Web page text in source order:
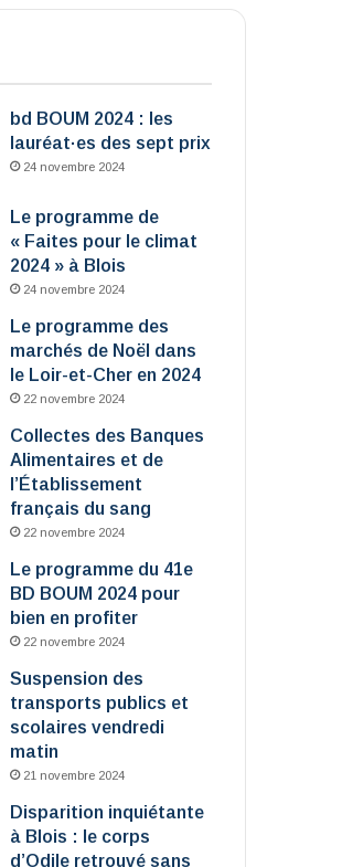
bd BOUM 2024 : les
lauréat·es des sept prix
24 novembre 2024
Le programme de
« Faites pour le climat
2024 » à Blois
24 novembre 2024
Le programme des
marchés de Noël dans
le Loir-et-Cher en 2024
22 novembre 2024
Collectes des Banques
Alimentaires et de
l’Établissement
français du sang
22 novembre 2024
Le programme du 41e
BD BOUM 2024 pour
bien en profiter
22 novembre 2024
Suspension des
transports publics et
scolaires vendredi
matin
21 novembre 2024
Disparition inquiétante
à Blois : le corps
d’Odile retrouvé sans